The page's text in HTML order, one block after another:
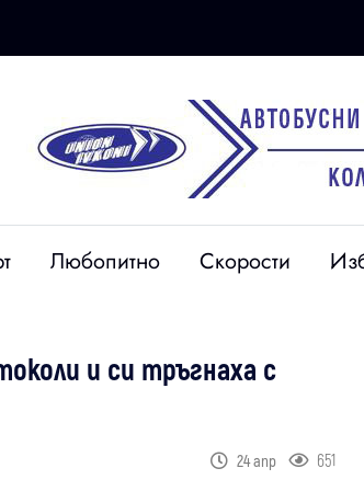
Любопитно Скорости
и си тръгнаха с
24 апр 651